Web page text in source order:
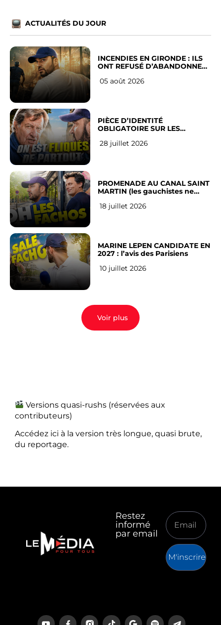
ACTUALITÉS DU JOUR
INCENDIES EN GIRONDE : ILS
ONT REFUSÉ D’ABANDONNER
05 août 2026
PIÈCE D’IDENTITÉ
OBLIGATOIRE SUR LES
Français
28 juillet 2026
PROMENADE AU CANAL SAINT
MARTIN (les gauchistes ne
18 juillet 2026
MARINE LEPEN CANDIDATE EN
2027 : l’avis des Parisiens
10 juillet 2026
Voir plus
Versions quasi-rushs (réservées aux
contributeurs)
Accédez ici à la version très longue, quasi brute,
du reportage.
Restez
informé
par email
M'inscrire